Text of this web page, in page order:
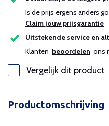
Is de prijs ergens anders
Claim jouw prijsgarantie
Uitstekende service en
Klanten beoordelen ons
Vergelijk dit product
Productomschrijving